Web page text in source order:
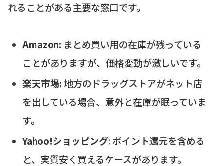
れることがある主要な窓口です。
Amazon: まとめ買い用の在庫が残っている
ことがありますが、価格変動が激しいです。
楽天市場:地方のドラッグストアがネット店
を出している場合、意外と在庫が眠っていま
す。
Yahoo!ショッピング:ポイント還元を含める
と、実質安く買えるケースがあります。